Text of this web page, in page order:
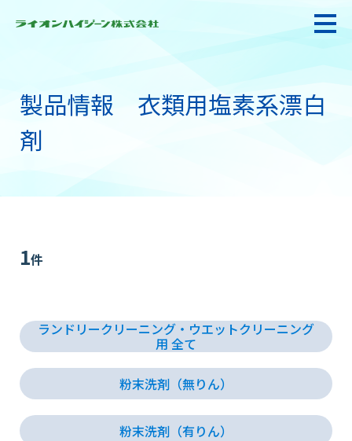
私たちの強み・使命
衛生サービス
製品情報 衣類用塩素系漂白
剤
1件
ランドリークリーニング・ウエットクリーニング
用 全て
粉末洗剤（無りん）
粉末洗剤（有りん）